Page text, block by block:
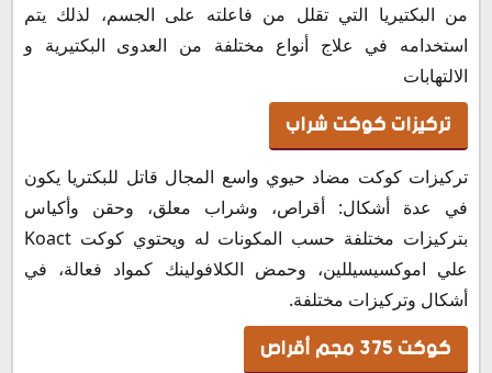
بديل كوكت
سعر دواء كوكت في السعودية 2025
سعر كوكت في الأردن
كوكت في الإمارات
كوكت في البحرين
سعر كوكت في سلطنة عمان
كوكت في قطر
كوكت في الكويت
حفظ وتخزين كوكت Koact
من البكتيريا التي تقلل من فاعلته على الجسم، لذلك يتم
استخدامه في علاج أنواع مختلفة من العدوى البكتيرية و
الالتهابات
تركيزات كوكت شراب
تركيزات كوكت مضاد حيوي واسع المجال قاتل للبكتريا يكون
في عدة أشكال: أقراص، وشراب معلق، وحقن وأكياس
بتركيزات مختلفة حسب المكونات له ويحتوي كوكت Koact
علي اموكسيسيللين، وحمض الكلافولينك كمواد فعالة، في
أشكال وتركيزات مختلفة.
كوكت 375 مجم أقراص